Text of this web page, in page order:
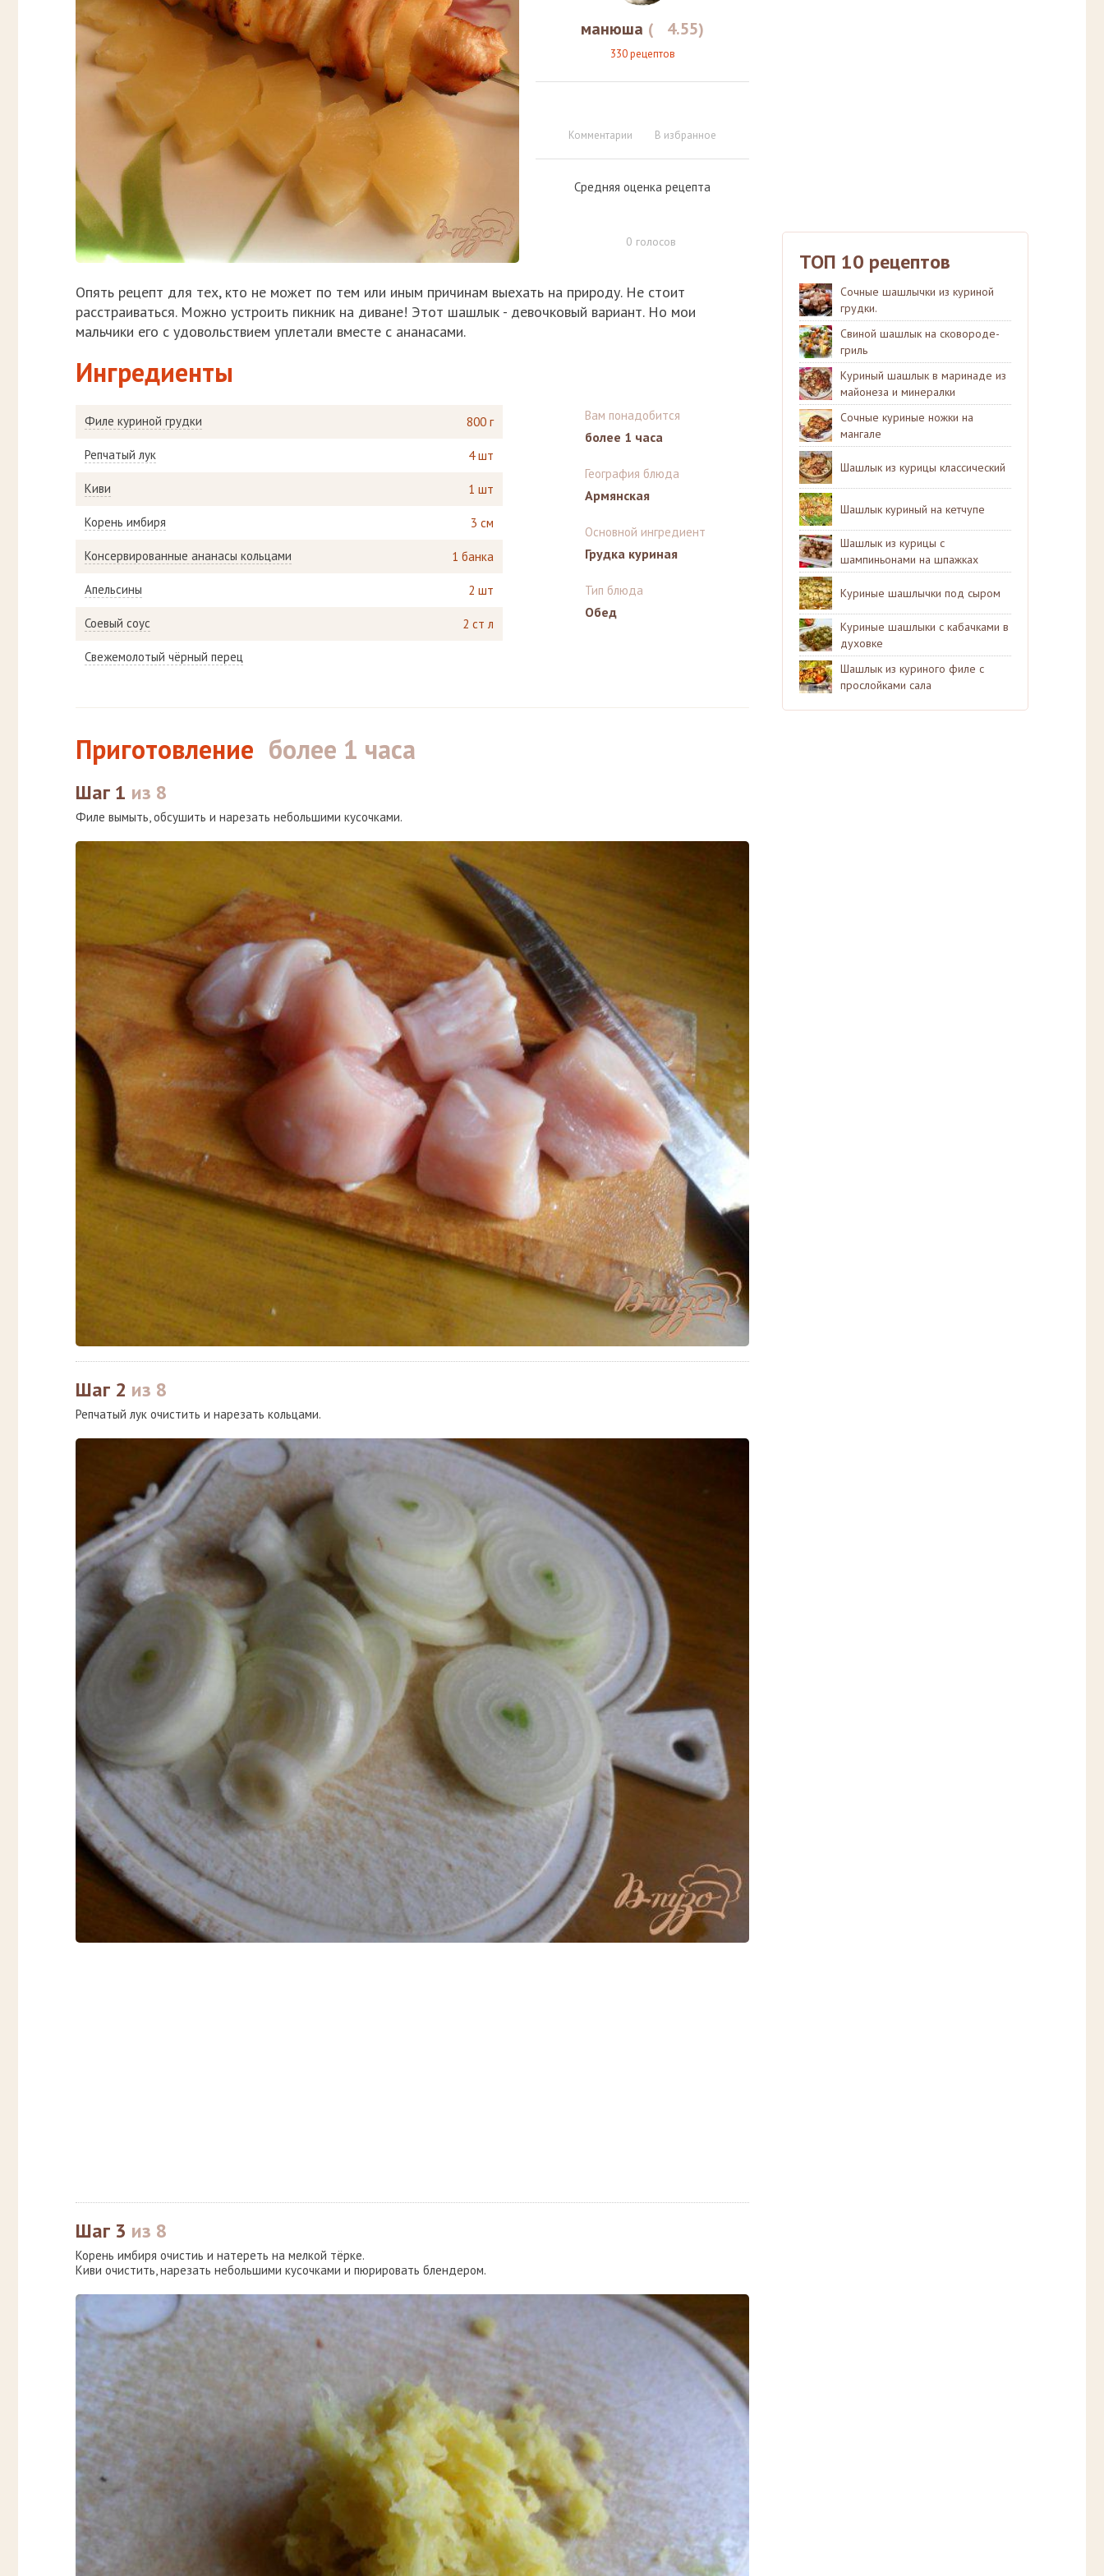
манюша ( 4.55)
330 рецептов
Комментарии В избранное
Средняя оценка рецепта
0 голосов
Опять рецепт для тех, кто не может по тем или иным причинам выехать на природу. Не стоит
расстраиваться. Можно устроить пикник на диване! Этот шашлык - девочковый вариант. Но мои
мальчики его с удовольствием уплетали вместе с ананасами.
Ингредиенты
Филе куриной грудки 800 г
Репчатый лук 4 шт
Киви 1 шт
Корень имбиря 3 см
Консервированные ананасы кольцами 1 банка
Апельсины 2 шт
Соевый соус 2 ст л
Свежемолотый чёрный перец
Вам понадобится
более 1 часа
География блюда
Армянская
Основной ингредиент
Грудка куриная
Тип блюда
Обед
Приготовление более 1 часа
Шаг 1 из 8
Филе вымыть, обсушить и нарезать небольшими кусочками.
Шаг 2 из 8
Репчатый лук очистить и нарезать кольцами.
Шаг 3 из 8
Корень имбиря очистиь и натереть на мелкой тёрке.
Киви очистить, нарезать небольшими кусочками и пюрировать блендером.
ТОП 10 рецептов
Сочные шашлычки из куриной
грудки.
Свиной шашлык на сковороде-
гриль
Куриный шашлык в маринаде из
майонеза и минералки
Сочные куриные ножки на
мангале
Шашлык из курицы классический
Шашлык куриный на кетчупе
Шашлык из курицы с
шампиньонами на шпажках
Куриные шашлычки под сыром
Куриные шашлыки с кабачками в
духовке
Шашлык из куриного филе с
прослойками сала